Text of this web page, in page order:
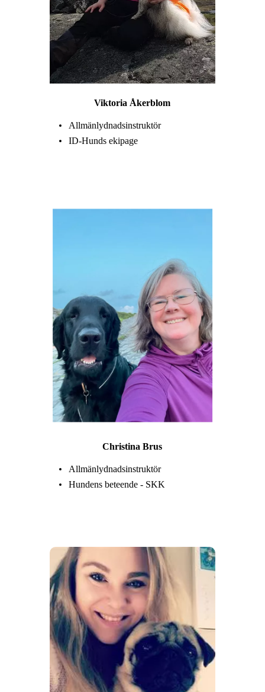
Viktoria Åkerblom
Allmänlydnadsinstruktör
ID-Hunds ekipage
Christina Brus
Allmänlydnadsinstruktör
Hundens beteende - SKK